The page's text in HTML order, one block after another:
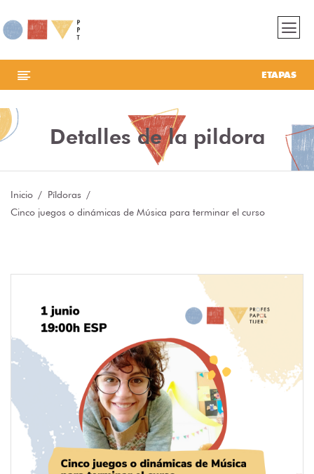
ETAPAS
Detalles de la pildora
Inicio
Píldoras
Cinco juegos o dinámicas de Música para terminar el curso